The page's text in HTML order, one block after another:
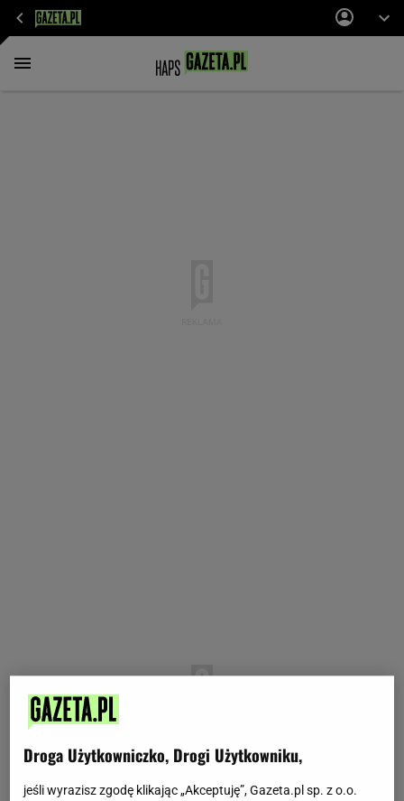
Droga Użytkowniczko, Drogi Użytkowniku,
jeśli wyrazisz zgodę klikając „Akceptuję”, Gazeta.pl sp. z o.o.